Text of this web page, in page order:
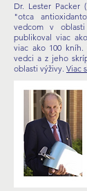
Dr. Lester Packer
"otca
vedcom v oblasti
publikoval viac
viac ako 100
vedci a z jeho
oblasti výživy. Viac